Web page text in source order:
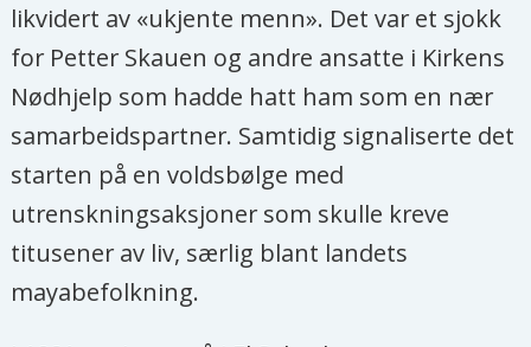
likvidert av «ukjente menn». Det var et sjokk
for Petter Skauen og andre ansatte i Kirkens
Nødhjelp som hadde hatt ham som en nær
samarbeidspartner. Samtidig signaliserte det
starten på en voldsbølge med
utrenskningsaksjoner som skulle kreve
titusener av liv, særlig blant landets
mayabefolkning.